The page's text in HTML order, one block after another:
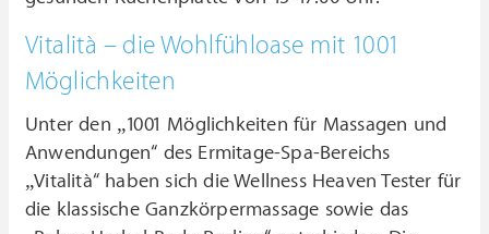
Vitalità – die Wohlfühloase mit 1001
Möglichkeiten
Unter den „1001 Möglichkeiten für Massagen und
Anwendungen“ des Ermitage-Spa-Bereichs
„Vitalità“ haben sich die Wellness Heaven Tester für
die klassische Ganzkörpermassage sowie das